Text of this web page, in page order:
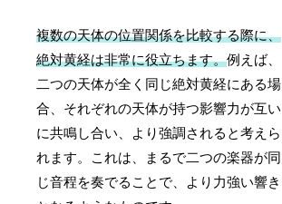
複数の天体の位置関係を比較する際に、
絶対黄経は非常に役立ちます。例えば、
二つの天体が全く同じ絶対黄経にある場
合、それぞれの天体が持つ影響力が互い
に共鳴し合い、より強調されると考えら
れます。これは、まるで二つの楽器が同
じ音程を奏でることで、より力強い響き